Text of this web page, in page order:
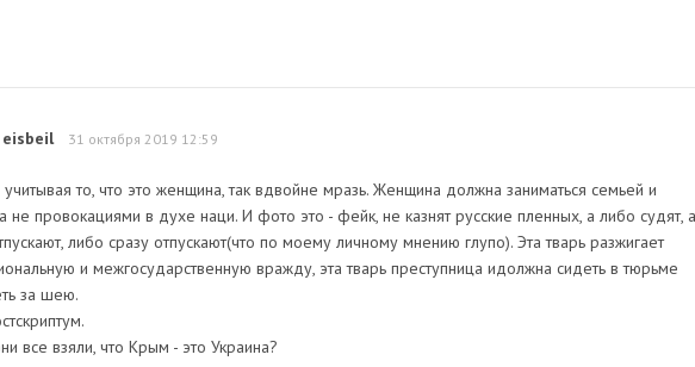
31 октября 2019 12:59
то, что это женщина, так вдвойне мразь. Женщина должна заниматься семьей и
не провокациями в духе наци. И фото это - фейк, не казнят русские пленных, а либо судят, а
либо сразу отпускают(что по моему личному мнению глупо). Эта тварь разжигает
и межгосударственную вражду, эта тварь преступница идолжна сидеть в тюрьме
за шею.
все взяли, что Крым - это Украина?